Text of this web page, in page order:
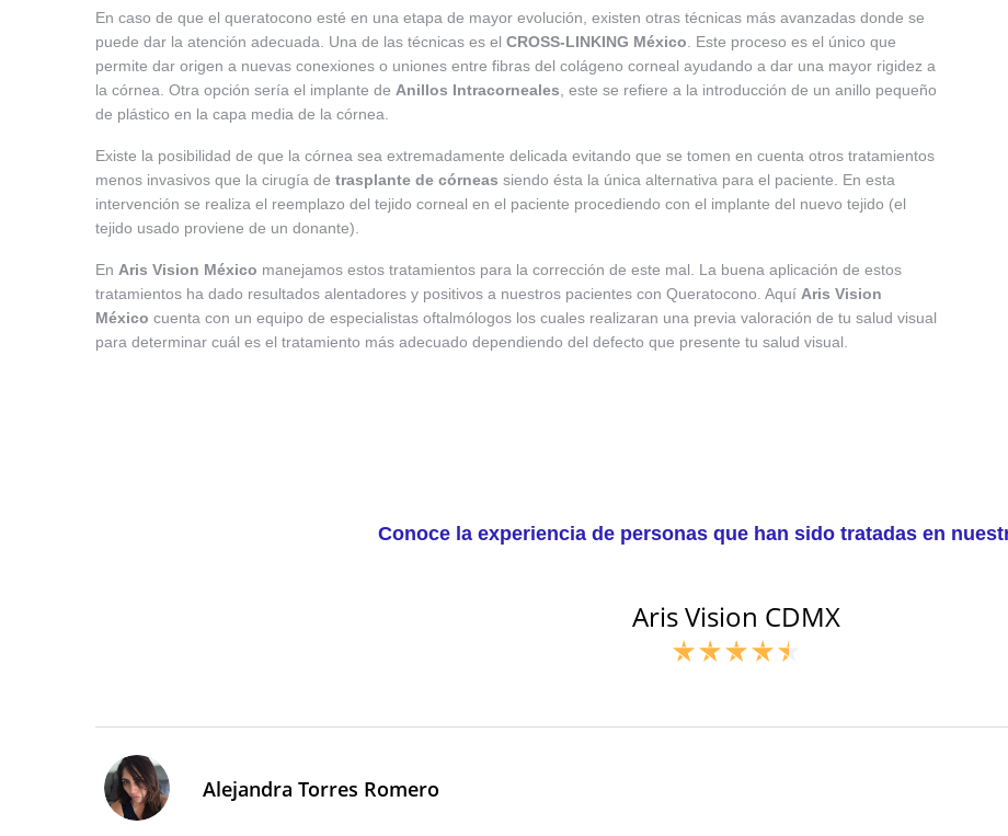
En caso de que el queratocono esté en una etapa de mayor evolución, existen otras técnicas más avanzadas donde se
puede dar la atención adecuada. Una de las técnicas es el CROSS-LINKING México . Este proceso es el único que
permite dar origen a nuevas conexiones o uniones entre fibras del colágeno corneal ayudando a dar una mayor rigidez a
la córnea. Otra opción sería el implante de Anillos Intracorneales , este se refiere a la introducción de un anillo pequeño
de plástico en la capa media de la córnea.
Existe la posibilidad de que la córnea sea extremadamente delicada evitando que se tomen en cuenta otros tratamientos
menos invasivos que la cirugía de trasplante de córneas siendo ésta la única alternativa para el paciente. En esta
intervención se realiza el reemplazo del tejido corneal en el paciente procediendo con el implante del nuevo tejido (el
tejido usado proviene de un donante).
En Aris Vision México manejamos estos tratamientos para la corrección de este mal. La buena aplicación de estos
tratamientos ha dado resultados alentadores y positivos a nuestros pacientes con Queratocono. Aquí Aris Vision
México cuenta con un equipo de especialistas oftalmólogos los cuales realizaran una previa valoración de tu salud visual
para determinar cuál es el tratamiento más adecuado dependiendo del defecto que presente tu salud visual.
Conoce la experiencia de personas que han sido tratadas en